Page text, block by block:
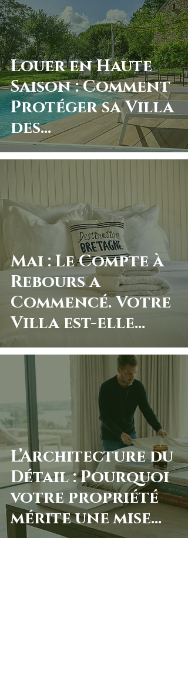
Louer en Haute
Saison : Comment
Protéger sa Villa
des
Débordements
sans Sacrifier sa
Rentabilité
Mai : Le Compte à
Rebours a
Commencé. Votre
Villa est-elle
Prête pour l'été ?
L’Architecture du
Détail : Pourquoi
votre propriété
mérite une mise
en scène